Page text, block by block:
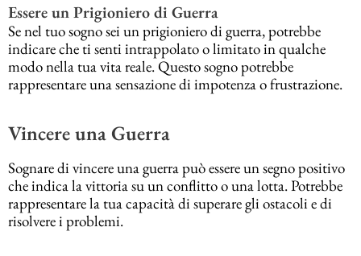
Essere un Prigioniero di Guerra
Se nel tuo sogno sei un prigioniero di guerra, potrebbe
indicare che ti senti intrappolato o limitato in qualche
modo nella tua vita reale. Questo sogno potrebbe
rappresentare una sensazione di impotenza o frustrazione.
Vincere una Guerra
Sognare di vincere una guerra può essere un segno positivo
che indica la vittoria su un conflitto o una lotta. Potrebbe
rappresentare la tua capacità di superare gli ostacoli e di
risolvere i problemi.